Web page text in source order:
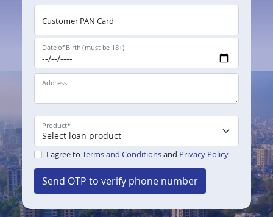
Customer PAN Card
Date of Birth (must be 18+)
Address
Product*
I agree to Terms and Conditionsand Privacy Policy
Send OTP to verify phone number